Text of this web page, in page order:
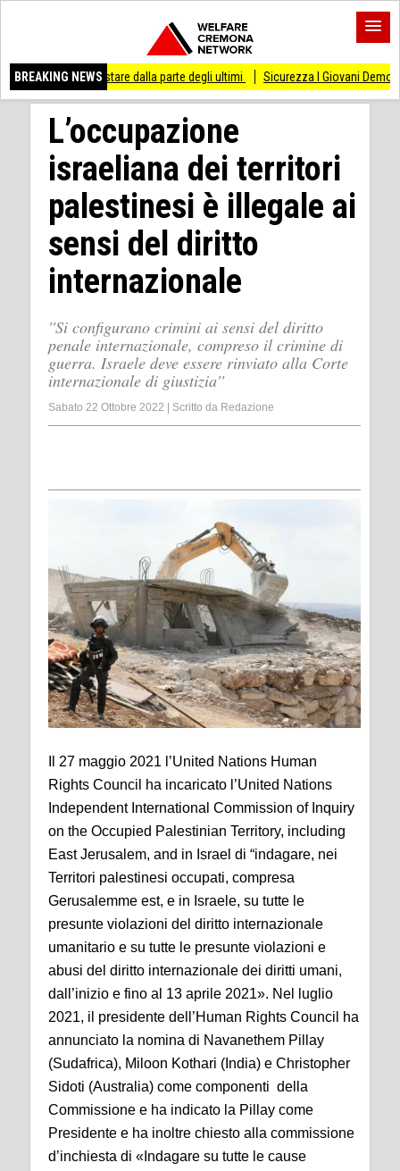
BREAKING NEWS
di stare dalla parte degli ultimi Sicurezza I Giovani Democratici ribattono
L’occupazione
israeliana dei territori
palestinesi è illegale ai
sensi del diritto
internazionale
''Si configurano crimini ai sensi del diritto
penale internazionale, compreso il crimine di
guerra. Israele deve essere rinviato alla Corte
internazionale di giustizia''
Sabato 22 Ottobre 2022 Scritto da Redazione
Il 27 maggio 2021 l’United Nations Human
Rights Council ha incaricato l’United Nations
Independent International Commission of Inquiry
on the Occupied Palestinian Territory, including
East Jerusalem, and in Israel di “indagare, nei
Territori palestinesi occupati, compresa
Gerusalemme est, e in Israele, su tutte le
presunte violazioni del diritto internazionale
umanitario e su tutte le presunte violazioni e
abusi del diritto internazionale dei diritti umani,
dall’inizio e fino al 13 aprile 2021». Nel luglio
2021, il presidente dell’Human Rights Council ha
annunciato la nomina di Navanethem Pillay
(Sudafrica), Miloon Kothari (India) e Christopher
Sidoti (Australia) come componenti della
Commissione e ha indicato la Pillay come
Presidente e ha inoltre chiesto alla commissione
d’inchiesta di «Indagare su tutte le cause